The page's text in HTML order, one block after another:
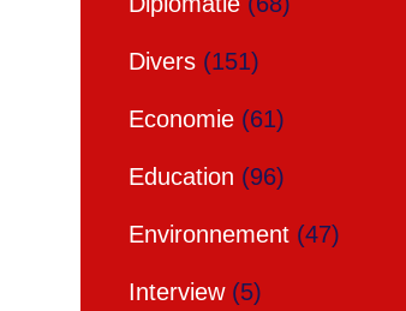
Divers (151)
Economie (61)
Education (96)
Environnement (47)
Interview(5)